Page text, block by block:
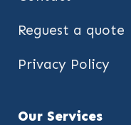
Reguest a quote
Privacy Policy
Our Services